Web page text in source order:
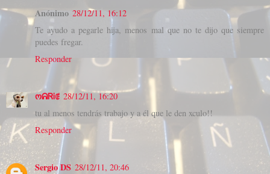
Anónimo 28/12/11, 16:12
Te ayudo a pegarle hija, menos mal que no te dijo que siempre
puedes fregar.
Responder
ოᕱᏒᎥꂅ 28/12/11, 16:20
tu al menos tendrás trabajo y a él que le den xculo!!
Responder
Sergio DS 28/12/11, 20:46